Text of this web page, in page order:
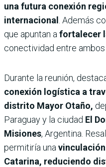
una futura conexión
internacional
. Además
que apuntan a fortalecer
conectividad entre
Durante la reunión,
conexión logística a
distrito Mayor Otaño,
Paraguay y la ciudad El
Misiones, Argentina.
permitiría una
Catarina, reduciendo